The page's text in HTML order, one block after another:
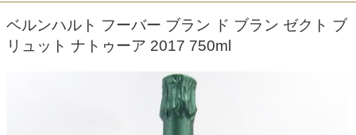
ベルンハルト フーバー ブラン ド ブラン ゼクト ブ
リュット ナトゥーア 2017 750ml